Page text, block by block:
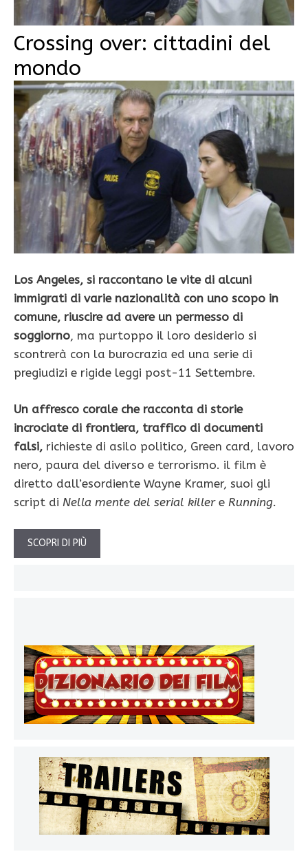
Crossing over: cittadini del
mondo
Los Angeles, si raccontano le vite di alcuni
immigrati di varie nazionalità con uno scopo in
comune, riuscire ad avere un permesso di
soggiorno, ma purtoppo il loro desiderio si
scontrerà con la burocrazia ed una serie di
pregiudizi e rigide leggi post-11 Settembre.
Un affresco corale che racconta di storie
incrociate di frontiera, traffico di documenti
falsi, richieste di asilo politico, Green card, lavoro
nero, paura del diverso e terrorismo. il film è
diretto dall’esordiente Wayne Kramer, suoi gli
script di Nella mente del serial killer e Running.
SCOPRI DI PIÙ